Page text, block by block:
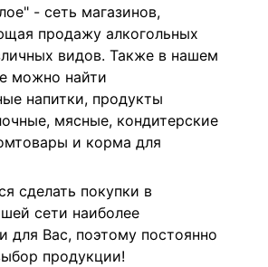
- сеть магазинов,
продажу алкогольных
видов. Также в нашем
можно найти
напитки, продукты
мясные, кондитерские
и корма для
сделать покупки в
сети наиболее
для Вас, поэтому постоянно
продукции!